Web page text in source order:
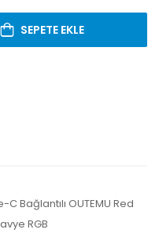
SEPETE EKLE
Bağlantılı OUTEMU Red
RGB